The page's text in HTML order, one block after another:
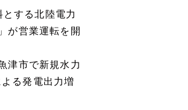
する北陸電力
が営業運転を開
津市で新規水力
る発電出力増